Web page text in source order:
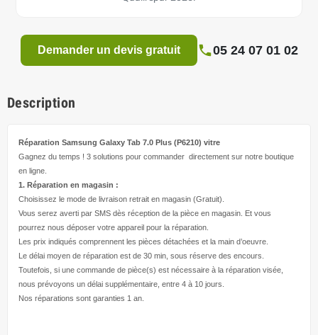
Demander un devis gratuit 05 24 07 01 02
Description
Réparation Samsung Galaxy Tab 7.0 Plus (P6210) vitre
Gagnez du temps ! 3 solutions pour commander directement sur notre boutique
en ligne.
1. Réparation en magasin :
Choisissez le mode de livraison retrait en magasin (Gratuit).
Vous serez averti par SMS dès réception de la pièce en magasin. Et vous
pourrez nous déposer votre appareil pour la réparation.
Les prix indiqués comprennent les pièces détachées et la main d’oeuvre
Le délai moyen de réparation est de 30 min, sous réserve des encours.
Toutefois, si une commande de pièce(s) est nécessaire à la réparation visée,
nous prévoyons un délai supplémentaire, entre 4 à 10 jours.
Nos réparations sont garanties 1 an.